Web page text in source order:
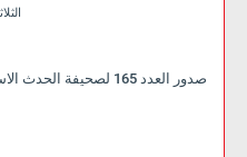
صدور العدد 165 لصحيفة الحدث الاسبوعي من لندن